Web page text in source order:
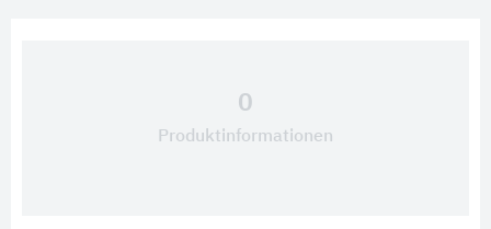
0
Produktinformationen